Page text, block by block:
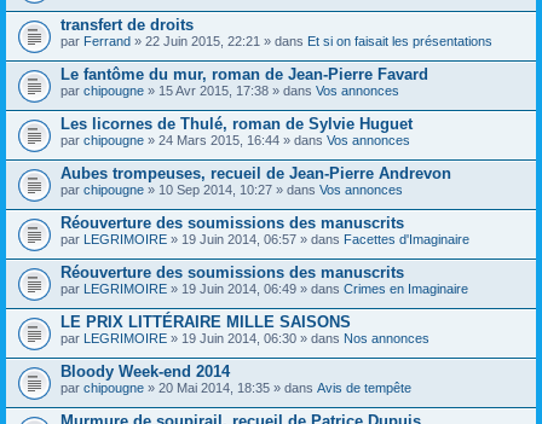
transfert de droits
par Ferrand » 22 Juin 2015, 22:21 » dans Et si on faisait les présentations
Le fantôme du mur, roman de Jean-Pierre Favard
par chipougne » 15 Avr 2015, 17:38 » dans Vos annonces
Les licornes de Thulé, roman de Sylvie Huguet
par chipougne » 24 Mars 2015, 16:44 » dans Vos annonces
Aubes trompeuses, recueil de Jean-Pierre Andrevon
par chipougne » 10 Sep 2014, 10:27 » dans Vos annonces
Réouverture des soumissions des manuscrits
par LEGRIMOIRE » 19 Juin 2014, 06:57 » dans Facettes d'Imaginaire
Réouverture des soumissions des manuscrits
par LEGRIMOIRE » 19 Juin 2014, 06:49 » dans Crimes en Imaginaire
LE PRIX LITTÉRAIRE MILLE SAISONS
par LEGRIMOIRE » 19 Juin 2014, 06:30 » dans Nos annonces
Bloody Week-end 2014
par chipougne » 20 Mai 2014, 18:35 » dans Avis de tempête
Murmure de soupirail, recueil de Patrice Dupuis